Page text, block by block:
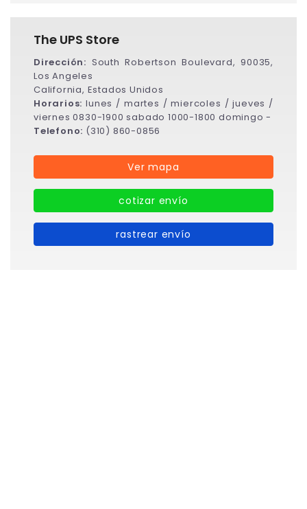
The UPS Store
Dirección: South Robertson Boulevard, 90035,
Los Angeles
California, Estados Unidos
Horarios:lunes / martes / miercoles / jueves /
viernes 0830-1900 sabado 1000-1800 domingo -
Telefono: (310) 860-0856
Ver mapa
cotizar envío
rastrear envío